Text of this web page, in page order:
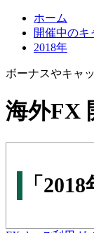
ホーム
開催中のキ
2018年
ボーナスやキャ
海外FX
「